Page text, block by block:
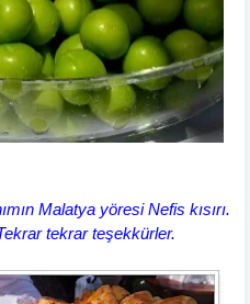
Malatya yöresi Nefis kısırı.
tekrar teşekkürler.